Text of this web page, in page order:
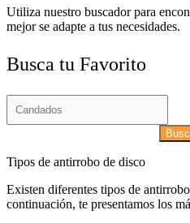
Utiliza nuestro buscador para
mejor se adapte a tus necesidades.
Busca tu Favorito
Tipos de antirrobo de disco
Existen diferentes tipos de
continuación, te presentamos los